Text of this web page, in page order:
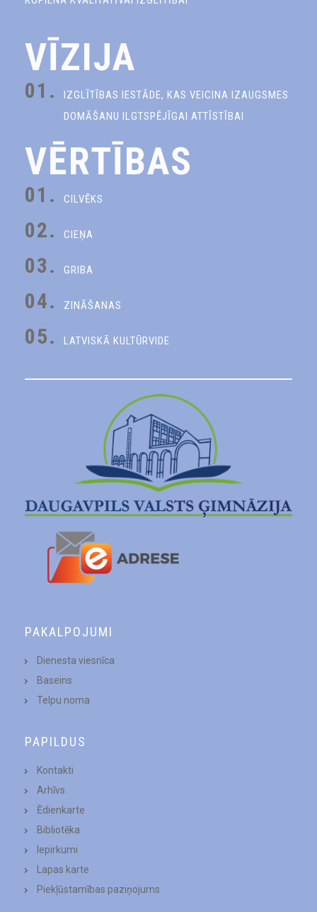
VĪZIJA
01.
IZGLĪTĪBAS IESTĀDE, KAS VEICINA IZAUGSMES
DOMĀŠANU ILGTSPĒJĪGAI ATTĪSTĪBAI
VĒRTĪBAS
01. CILVĒKS
02. CIEŅA
03. GRIBA
04. ZINĀŠANAS
05. LATVISKĀ KULTŪRVIDE
PAKALPOJUMI
Dienesta viesnīca
Baseins
Telpu noma
PAPILDUS
Kontakti
Arhīvs
Ēdienkarte
Bibliotēka
Iepirkumi
Lapas karte
Piekļūstamības paziņojums